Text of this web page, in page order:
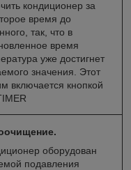
кондиционер за
время до
так, что в
время
уже достигнет
значения. Этот
включается кнопкой
оборудован
подавления